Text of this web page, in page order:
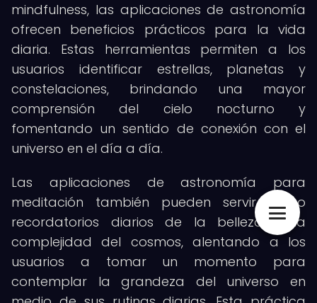
mindfulness, las aplicaciones de astronomía
ofrecen beneficios prácticos para la vida
diaria. Estas herramientas permiten a los
usuarios identificar estrellas, planetas y
constelaciones, brindando una mayor
comprensión del cielo nocturno y
fomentando un sentido de conexión con el
universo en el día a día.
Las aplicaciones de astronomía para
meditación también pueden servir como
recordatorios diarios de la belleza y la
complejidad del cosmos, alentando a los
usuarios a tomar un momento para
contemplar la grandeza del universo en